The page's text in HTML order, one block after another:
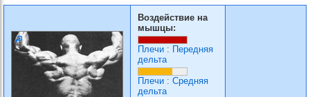
Воздействие на
мышцы:
Плечи : Передняя
дельта
Плечи : Средняя
дельта